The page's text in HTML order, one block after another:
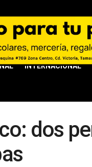
INTERNACIONAL
dos